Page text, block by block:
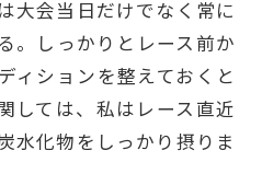
大会当日だけでなく常に
。しっかりとレース前か
ィションを整えておくと
しては、私はレース直近
水化物をしっかり摂りま